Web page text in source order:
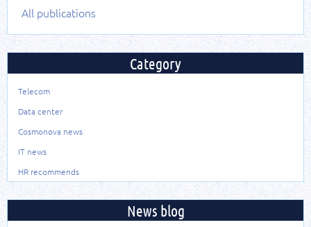
All publications
Category
Telecom
Data center
Cosmonova news
IT news
HR recommends
News blog